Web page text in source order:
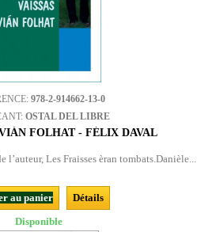
978-2-914662-13-0
OSTAL DEL LIBRE
FOLHAT - FÉLIX DAVAL
l’auteur, Les Fraisses èran tombats.Danièle...
au panier
Détails
Disponible